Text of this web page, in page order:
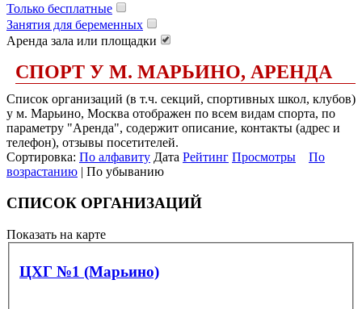
Только бесплатные
Занятия для беременных
Аренда зала или площадки
СПОРТ У М. МАРЬИНО, АРЕНДА
Список организаций (в т.ч. секций, спортивных школ, клубов)
у м. Марьино, Москва отображен по всем видам спорта, по
параметру "Аренда", содержит описание, контакты (адрес и
телефон), отзывы посетителей.
Сортировка: По алфавиту Дата Рейтинг Просмотры
По
возрастанию | По убыванию
СПИСОК ОРГАНИЗАЦИЙ
Показать на карте
ЦХГ №1 (Марьино)